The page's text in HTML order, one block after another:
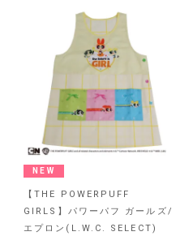
NEW
【THE POWERPUFF
GIRLS】パワーパフ ガールズ/
エプロン(L.W.C. SELECT)